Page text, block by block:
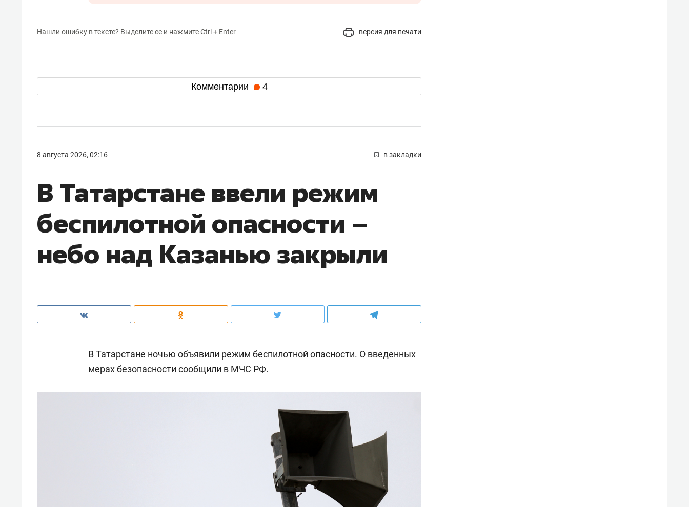
Нашли ошибку в тексте? Выделите ее и нажмите Ctrl + Enter версия для печати
Комментарии 4
8 августа 2026, 02:16 в закладки
В Татарстане ввели режим
беспилотной опасности –
небо над Казанью закрыли
В Татарстане ночью объявили режим беспилотной опасности. О введенных
мерах безопасности сообщили в МЧС РФ.